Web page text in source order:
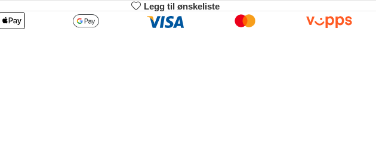
2
157.41
3-4 5-9
kr
10+
144.69 kr
Legg til ønskeliste